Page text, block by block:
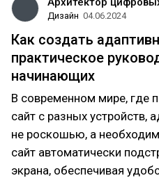
Дизайн 04.06.2024
Как создать
практическое
начинающих
В современном мире, где
сайт с разных устройств,
не роскошью, а
сайт автоматически
экрана, обеспечивая